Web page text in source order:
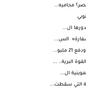
محاميه...
ال...
الس...
البرية.. ...
ال...
التي سقطت...